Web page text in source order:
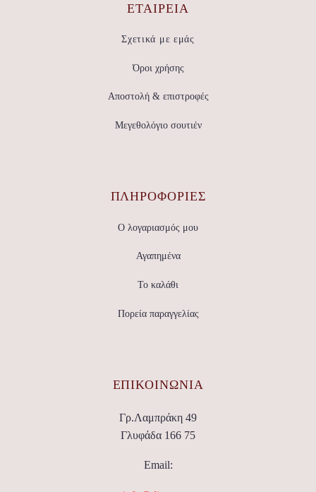
ΕΤΑΙΡΕΊΑ
Σχετικά με εμάς
Όροι χρήσης
Αποστολή & επιστροφές
Μεγεθολόγιο σουτιέν
ΠΛΗΡΟΦΟΡΙΕΣ
Ο λογαριασμός μου
Αγαπημένα
Το καλάθι
Πορεία παραγγελίας
ΕΠΙΚΟΙΝΩΝΊΑ
Γρ.Λαμπράκη 49
Γλυφάδα 166 75
Email: